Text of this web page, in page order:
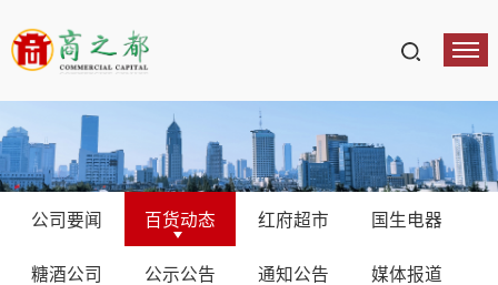
公司要闻 百货动态 红府超市 国生电器
糖酒公司 公示公告 通知公告 媒体报道